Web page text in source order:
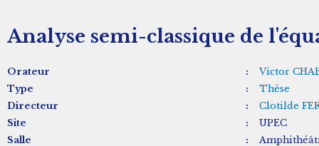
Analyse semi-classique de
Orateur :
Victor
Type
:
Thèse
Directeur
:
Clotilde
Site
:
UPEC
Salle
: